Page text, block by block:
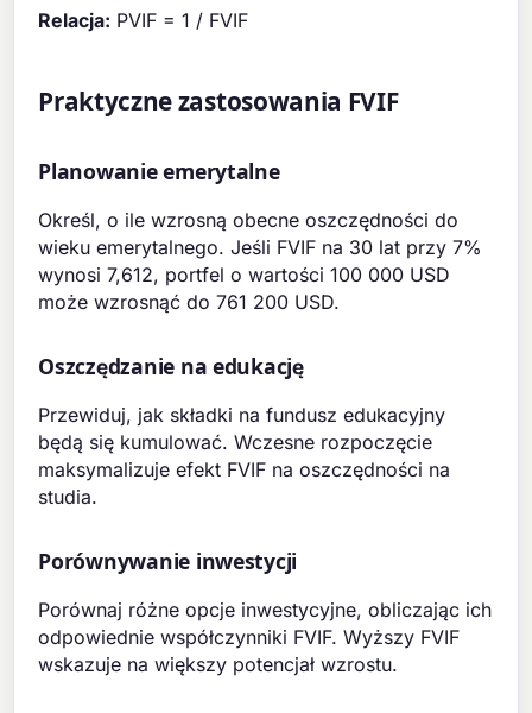
Relacja: PVIF = 1 / FVIF
Praktyczne zastosowania FVIF
Planowanie emerytalne
Określ, o ile wzrosną obecne oszczędności do
wieku emerytalnego. Jeśli FVIF na 30 lat przy 7%
wynosi 7,612, portfel o wartości 100 000 USD
może wzrosnąć do 761 200 USD.
Oszczędzanie na edukację
Przewiduj, jak składki na fundusz edukacyjny
będą się kumulować. Wczesne rozpoczęcie
maksymalizuje efekt FVIF na oszczędności na
studia.
Porównywanie inwestycji
Porównaj różne opcje inwestycyjne, obliczając ich
odpowiednie współczynniki FVIF. Wyższy FVIF
wskazuje na większy potencjał wzrostu.